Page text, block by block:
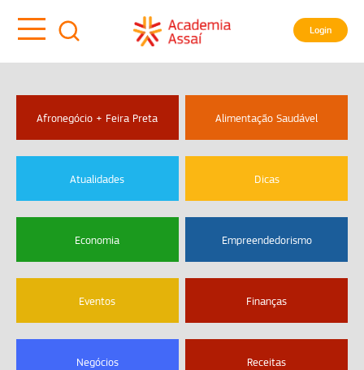
Login
Afronegócio + Feira Preta Alimentação Saudável
Atualidades Dicas
Economia Empreendedorismo
Eventos Finanças
Negócios Receitas